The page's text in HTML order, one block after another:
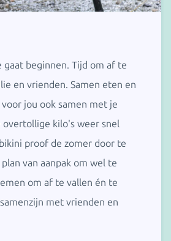
gaat beginnen. Tijd om af te
en vrienden. Samen eten en
jou ook samen met je
kilo's weer snel
proof de zomer door te
van aanpak om wel te
om af te vallen én te
met vrienden en